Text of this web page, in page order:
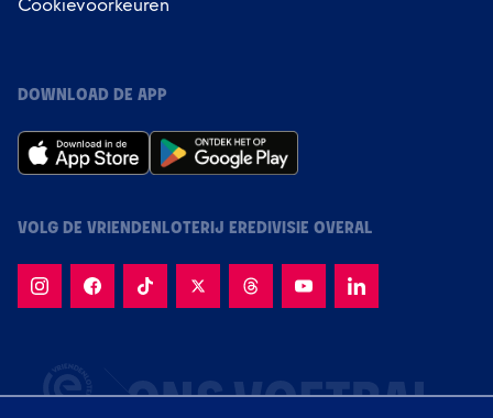
Cookievoorkeuren
DOWNLOAD DE APP
VOLG DE VRIENDENLOTERIJ EREDIVISIE OVERAL